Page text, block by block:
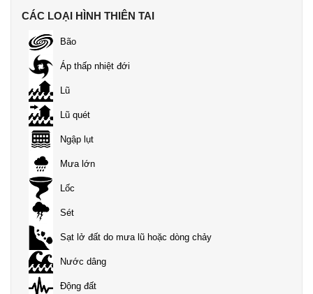
CÁC LOẠI HÌNH THIÊN TAI
Bão
Áp thấp nhiệt đới
Lũ
Lũ quét
Ngập lụt
Mưa lớn
Lốc
Sét
Sạt lở đất do mưa lũ hoặc dòng chảy
Nước dâng
Động đất